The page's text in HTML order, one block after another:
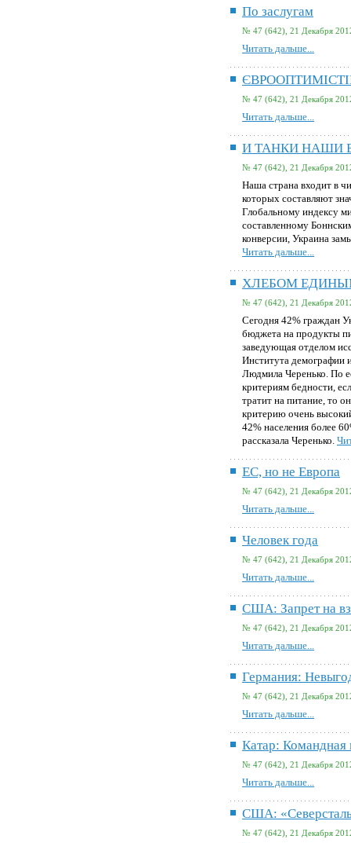
По заслугам
№ 47 (642), 21 Декабря
Читать дальше...
№ 47 (642), 21 Декабря
Читать дальше...
И ТАНКИ НАШИ
№ 47 (642), 21 Декабря
Наша страна входит в
которых составляют
Глобальному индексу
составленному
конверсии, Украина
Читать дальше...
ХЛЕБОМ
№ 47 (642), 21 Декабря
Сегодня 42% граждан
бюджета на продукты
заведующая отделом
Института демографии
Людмила Черенько. По
критериям бедности,
тратит на питание, то
критерию очень
42% населения более
рассказала Черенько.
ЕС, но не Европа
№ 47 (642), 21 Декабря
Читать дальше...
Человек года
№ 47 (642), 21 Декабря
Читать дальше...
США: Запрет на
№ 47 (642), 21 Декабря
Читать дальше...
Германия:
№ 47 (642), 21 Декабря
Читать дальше...
Катар: Командная
№ 47 (642), 21 Декабря
Читать дальше...
США:
№ 47 (642), 21 Декабря